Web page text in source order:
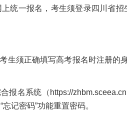
一报名，考生须登录四川省招
须正确填写高考报名时注册的
名系统（https://
记密码”功能重置密码。